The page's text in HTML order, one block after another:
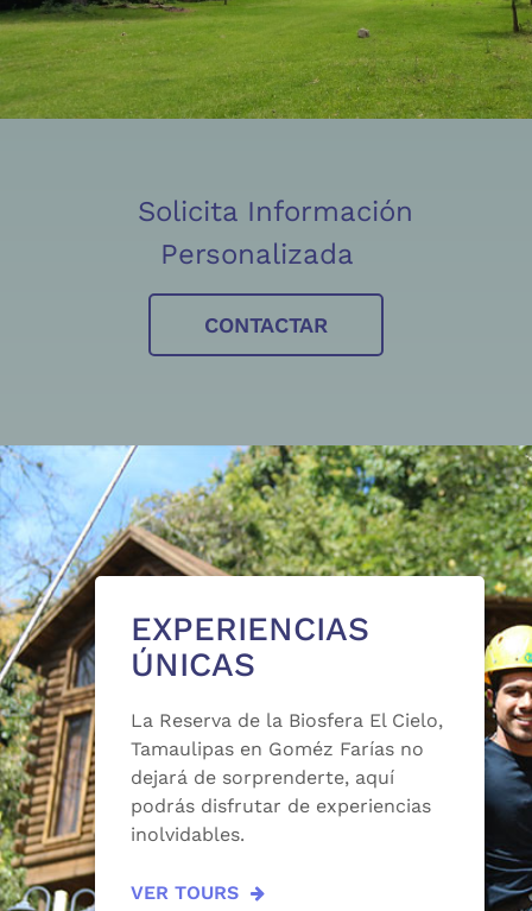
Solicita Información
Personalizada
CONTACTAR
EXPERIENCIAS
ÚNICAS
La Reserva de la Biosfera El Cielo,
Tamaulipas en Goméz Farías no
dejará de sorprenderte, aquí
podrás disfrutar de experiencias
inolvidables.
VER TOURS